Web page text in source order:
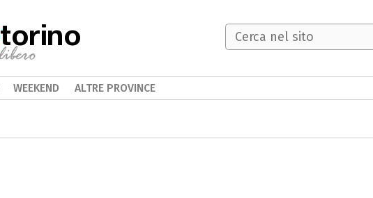
torino
WEEKEND ALTRE PROVINCE